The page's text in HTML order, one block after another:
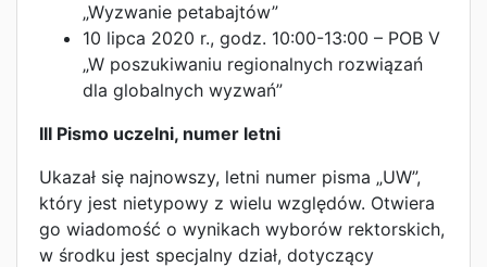
„Wyzwanie petabajtów”
10 lipca 2020 r., godz. 10:00-13:00 – POB V
„W poszukiwaniu regionalnych rozwiązań
dla globalnych wyzwań”
III Pismo uczelni, numer letni
Ukazał się najnowszy, letni numer pisma „UW”,
który jest nietypowy z wielu względów. Otwiera
go wiadomość o wynikach wyborów rektorskich,
w środku jest specjalny dział, dotyczący